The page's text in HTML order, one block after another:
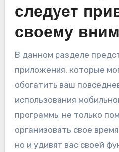
следует
своему
В данном разделе
приложения, которые
обогатить ваш
использования
программы не только
организовать свое
но и удивят вас своей